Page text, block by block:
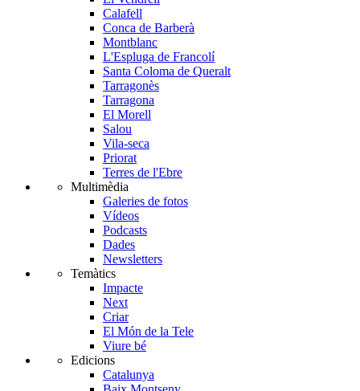
Calafell
Conca de Barberà
Montblanc
L'Espluga de Francolí
Santa Coloma de Queralt
Tarragonès
Tarragona
El Morell
Salou
Vila-seca
Priorat
Terres de l'Ebre
Multimèdia
Galeries de fotos
Vídeos
Podcasts
Dades
Newsletters
Temàtics
Impacte
Next
Criar
El Món de la Tele
Viure bé
Edicions
Catalunya